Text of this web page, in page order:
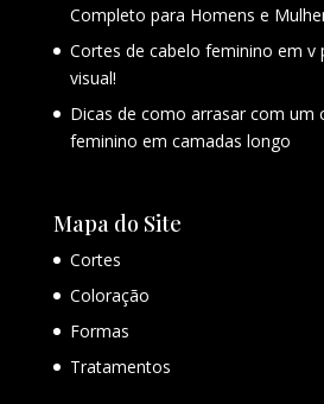
Completo para Homens e
Cortes de cabelo feminino em v
visual!
Dicas de como arrasar com um
feminino em camadas longo
Mapa do Site
Cortes
Coloração
Formas
Tratamentos